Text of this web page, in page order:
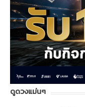
ดูดวงแม่นๆ